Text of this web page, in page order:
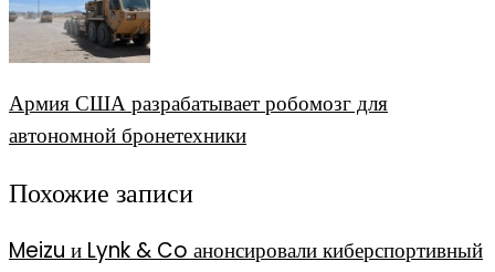
Армия США разрабатывает робомозг для
автономной бронетехники
Похожие записи
Meizu и Lynk & Co анонсировали киберспортивный